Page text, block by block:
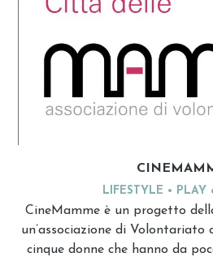
LIFESTYLE PLAY
CineMamme è un progetto
un’associazione di Volontariato
cinque donne che hanno da